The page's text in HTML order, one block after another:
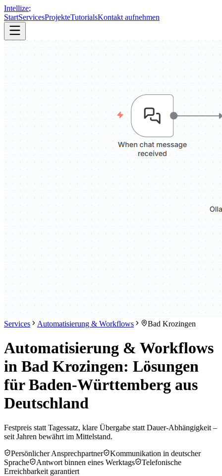
Intellize;
StartServicesProjekteTutorialsKontakt aufnehmen
Services Automatisierung & Workflows Bad Krozingen
Automatisierung & Workflows
in Bad Krozingen: Lösungen
für Baden-Württemberg aus
Deutschland
Festpreis statt Tagessatz, klare Übergabe statt Dauer-Abhängigkeit –
seit Jahren bewährt im Mittelstand.
Persönlicher Ansprechpartner
Kommunikation in deutscher
Sprache
Antwort binnen eines Werktags
Telefonische
Erreichbarkeit garantiert